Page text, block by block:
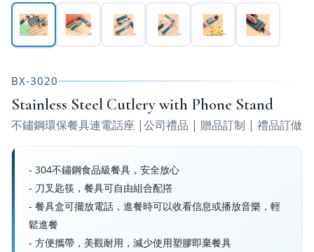
BX-3020
Stainless Steel Cutlery with Phone Stand
不鏽鋼環保餐具連電話座 |公司禮品 | 贈品訂制 | 禮品訂做
- 304不鏽鋼食品級餐具，安全放心
- 刀叉匙筷，餐具可自由組合配撘
- 餐具盒可擺放電話，進餐時可以收看信息或播放音樂，輕
鬆進餐
- 方便攜帶，美觀耐用，減少使用塑膠即棄餐具